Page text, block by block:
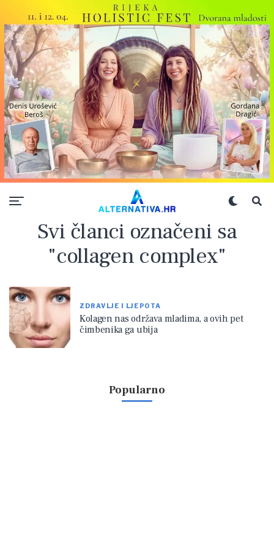
Svi članci označeni sa
"collagen complex"
ZDRAVLJE I LJEPOTA
Kolagen nas održava mladima, a ovih pet
čimbenika ga ubija
Popularno